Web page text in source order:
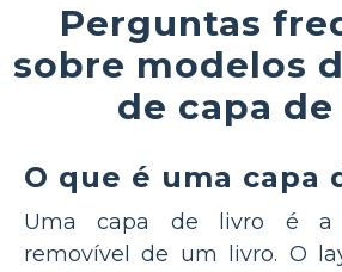
Perguntas
sobre modelos
de capa
O que é uma capa
Uma capa de livro é a
removível de um livro. O